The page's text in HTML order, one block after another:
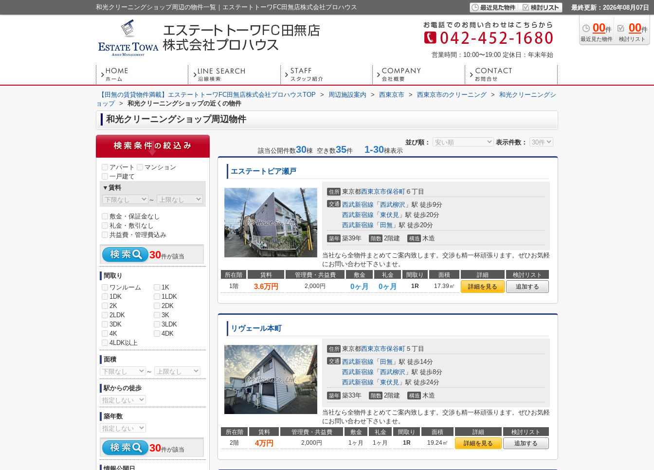
和光クリーニングショップ周辺の物件一覧｜エステートトーワFC田無店株式会社プロハウス 最終更新：2026年08月07日
00件
最近見た物件
00件
検討リスト
営業時間：10:00〜19:00 定休日：年末年始
【田無の賃貸物件満載】エステートトーワFC田無店株式会社プロハウスTOP > 周辺施設案内 > 西東京市 > 西東京市のクリーニング >
和光クリーニングシ
ョップ > 和光クリーニングショップの近くの物件
和光クリーニングショップ周辺物件
並び順：
表示件数：
該当公開件数30棟 空き数35件 1-30棟表示
エステートピア瀬戸
住所 東京都西東京市保谷町 ６丁目
交通 西武新宿線 「 西武柳沢 」駅 徒歩9分
西武新宿線 「 東伏見 」駅 徒歩20分
西武新宿線 「 田無 」駅 徒歩20分
築年 築39年 階数 2階建 構造 木造
当社なら全物件まとめてご案内致します。交渉も精一杯頑張ります。ぜひお気軽
にお問い合わせ下さいませ。
所在階 賃料 管理費・共益費 敷金 礼金 間取り 面積 詳細
検討リスト
1階
3.6万円 2,000円 0ヶ月 0ヶ月 1R 17.39㎡ 詳細を見る 追加する
リヴェール本町
住所 東京都西東京市保谷町 ５丁目
交通 西武新宿線 「 田無 」駅 徒歩14分
西武新宿線 「 西武柳沢 」駅 徒歩8分
西武新宿線 「 東伏見 」駅 徒歩24分
築年 築33年 階数 2階建 構造 木造
当社なら全物件まとめてご案内致します。交渉も精一杯頑張ります。ぜひお気軽
にお問い合わせ下さいませ。
所在階 賃料 管理費・共益費 敷金 礼金 間取り 面積 詳細
検討リスト
2階
4万円 2,000円 1ヶ月 1ヶ月 1R 19.24㎡ 詳細を見る 追加する
アパート
マンション
一戸建て
▼賃料
～
敷金・保証金なし
礼金・敷引なし
共益費・管理費込み
30件が該当
間取り
ワンルーム
1K
1DK
1LDK
2K
2DK
2LDK
3K
3DK
3LDK
4K
4DK
4LDK以上
面積
～
駅からの徒歩
築年数
30件が該当